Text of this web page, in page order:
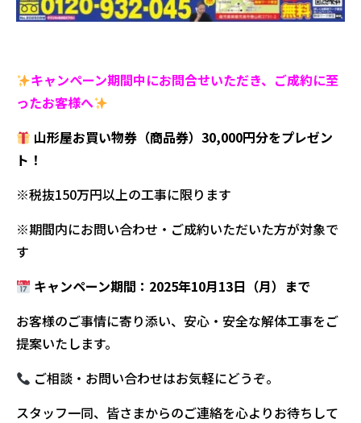
キャンペーン期間中にお問合せいただき、ご成約に至
ったお客様へ
山形屋お買い物券（商品券）30,000円分をプレゼン
ト！
※税抜150万円以上の工事に限ります
※期間内にお問い合わせ・ご成約いただいた方が対象で
す
キャンペーン期間：2025年10月13日（月）まで
お客様のご事情に寄り添い、安心・安全な解体工事をご
提案いたします。
ご相談・お問い合わせはお気軽にどうぞ。
スタッフ一同、皆さまからのご連絡を心よりお待ちして